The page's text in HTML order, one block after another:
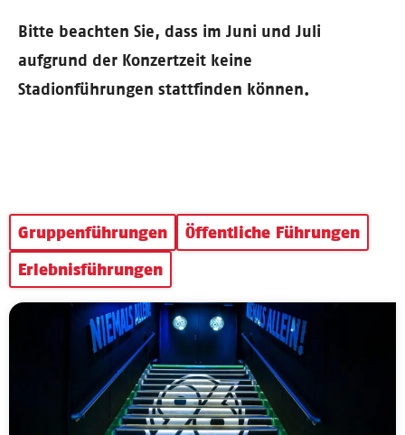
Bitte beachten Sie, dass im Juni und Juli
aufgrund der Konzertzeit keine
Stadionführungen stattfinden können.
Gruppenführungen
Öffentliche Führungen
Erlebnisführungen